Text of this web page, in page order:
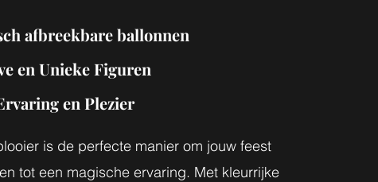
afbreekbare ballonnen
en Unieke Figuren
en Plezier
is de perfecte manier om jouw feest
tot een magische ervaring. Met kleurrijke